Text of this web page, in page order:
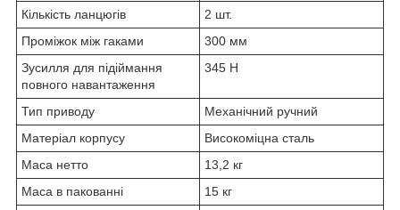
Кількість ланцюгів
2 шт.
Проміжок між гаками
300 мм
Зусилля для підіймання
повного навантаження
345 Н
Тип приводу
Механічний ручний
Матеріал корпусу
Високоміцна сталь
Маса нетто
13,2 кг
Маса в пакованні
15 кг